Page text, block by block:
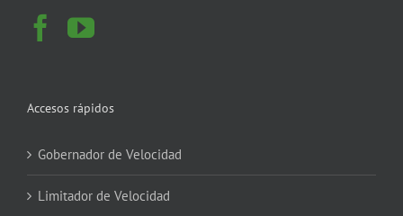
Accesos rápidos
Gobernador de Velocidad
Limitador de Velocidad